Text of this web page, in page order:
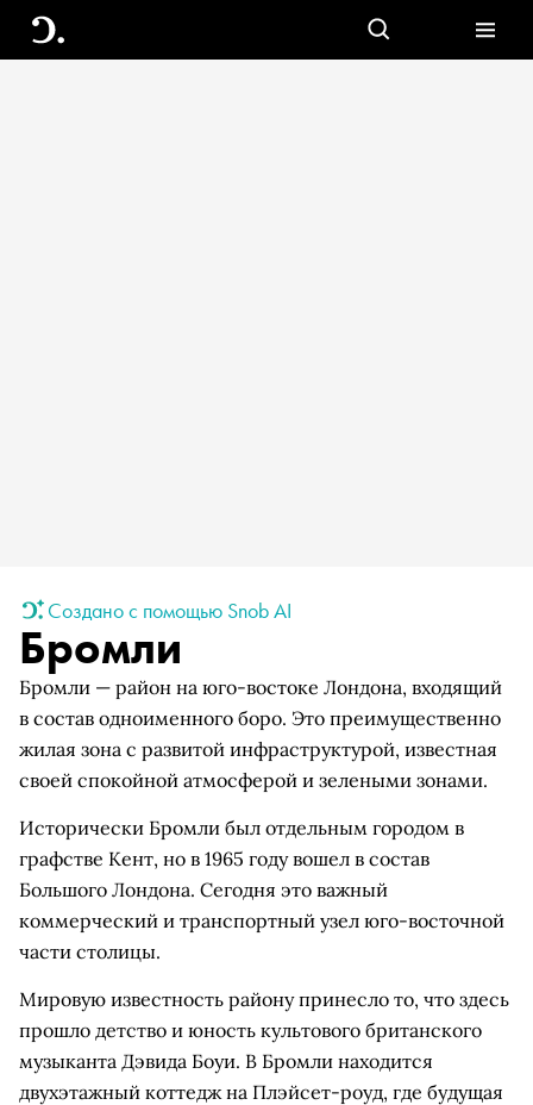
Создано с помощью Snob AI
Бромли
Бромли — район на юго-востоке Лондона, входящий
в состав одноименного боро. Это преимущественно
жилая зона с развитой инфраструктурой, известная
своей спокойной атмосферой и зелеными зонами.
Исторически Бромли был отдельным городом в
графстве Кент, но в 1965 году вошел в состав
Большого Лондона. Сегодня это важный
коммерческий и транспортный узел юго-восточной
части столицы.
Мировую известность району принесло то, что здесь
прошло детство и юность культового британского
музыканта Дэвида Боуи. В Бромли находится
двухэтажный коттедж на Плэйсет-роуд, где будущая